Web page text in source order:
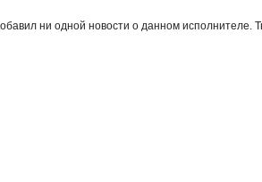
ни одной новости о данном